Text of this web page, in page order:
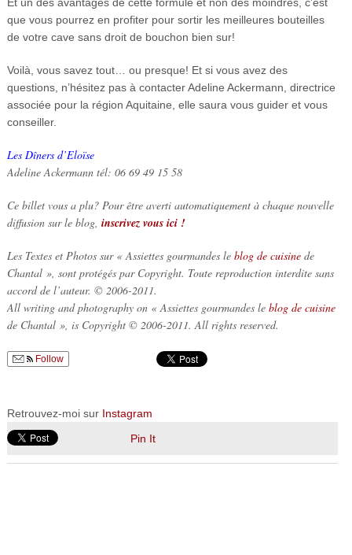
que vous pourrez en profiter pour sortir les meilleures bouteilles
de votre cave sans droit de bouchon bien sur!
Voilà, vous savez tout… ou presque! Et si vous avez des
questions, n’hésitez pas à contacter Adeline Ackermann, directrice
associée pour la région Aquitaine, elle saura vous guider et vous
conseiller.
Les Dîners d’Eloïse
Adeline Ackermann tél: 06 69 49 15 58
Ce billet vous a plu? Pour être averti automatiquement à chaque nouvelle
diffusion sur le blog, inscrivez vous ici !
Les Textes et Photos sur « Assiettes gourmandes le blog de cuisinede
Chantal », sont protégés par Copyright. Toute reproduction interdite sans
accord de l’auteur. © 2006-2011.
All writing and photography on « Assiettes gourmandes le blog de cuisine
de Chantal », is Copyright © 2006-2011. All rights reserved.
Follow
Retrouvez-moi sur Instagram
Pin It